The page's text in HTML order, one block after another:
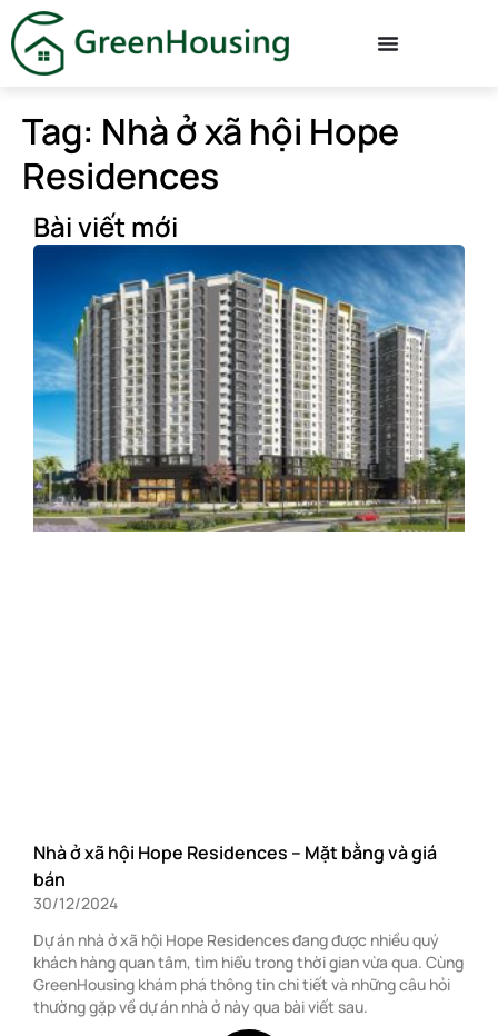
Tag: Nhà ở xã hội Hope
Residences
Bài viết mới
Nhà ở xã hội Hope Residences – Mặt bằng và giá
bán
30/12/2024
Dự án nhà ở xã hội Hope Residences đang được nhiều quý
khách hàng quan tâm, tìm hiểu trong thời gian vừa qua. Cùng
GreenHousing khám phá thông tin chi tiết và những câu hỏi
thường gặp về dự án nhà ở này qua bài viết sau.